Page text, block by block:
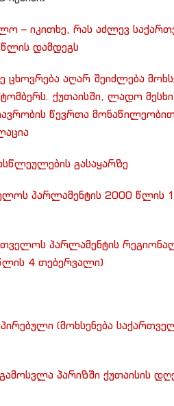
– იკითხე, რას აძლევ
დამდეგს
ცხოვრება აღარ შეიძლება
ქუთაისში, ლადო
წევრთა
გასაყარზე
პარლამენტის 2000 წლის
პარლამენტის
4 თებერვალი)
(მოხსენება
პარიზში ქუთაისის